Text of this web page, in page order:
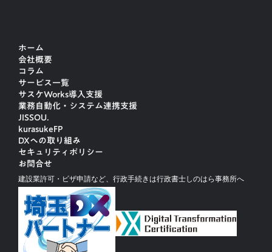
ホーム
会社概要
コラム
サービス一覧
サスケWorks導入支援
業務自動化・システム連携支援
JISSOU.
kurasukeFP
DXへの取り組み
セキュリティポリシー
お問合せ
建設業許可・ビザ申請など、行政手続きは行政書士しのはら事務所へ